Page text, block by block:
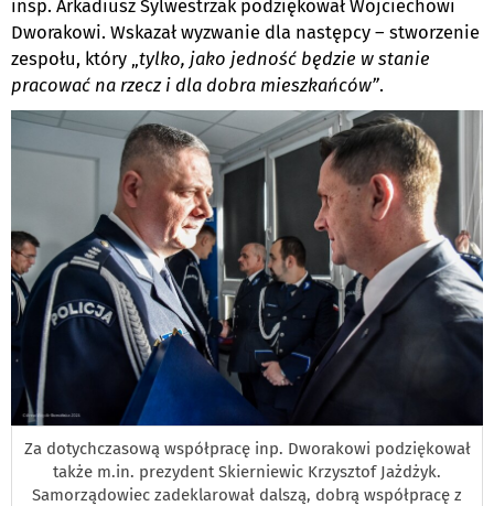
insp. Arkadiusz Sylwestrzak podziękował Wojciechowi
Dworakowi. Wskazał wyzwanie dla następcy – stworzenie
zespołu, który „tylko, jako jedność będzie w stanie
pracować na rzecz i dla dobra mieszkańców”.
Za dotychczasową współpracę inp. Dworakowi podziękował
także m.in. prezydent Skierniewic Krzysztof Jażdżyk.
Samorządowiec zadeklarował dalszą, dobrą współpracę z